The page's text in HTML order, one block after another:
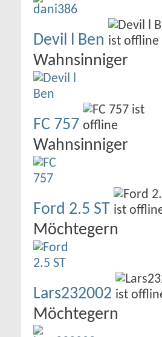
Devil l Ben
Wahnsinniger
FC 757
Wahnsinniger
Ford 2.5 ST
Möchtegern
Lars232002
Möchtegern